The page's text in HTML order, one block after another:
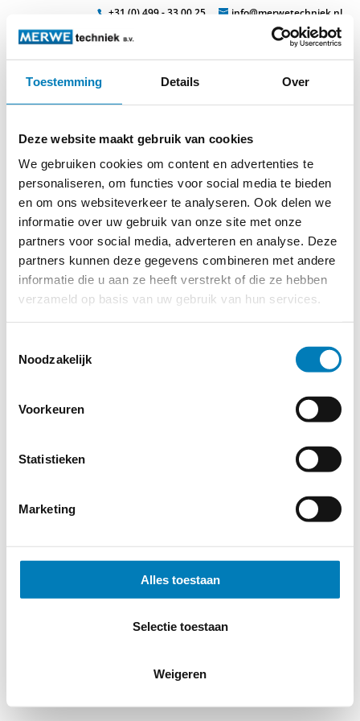
Toestemming Details Over
Deze website maakt gebruik van cookies
We gebruiken cookies om content en advertenties te
personaliseren, om functies voor social media te bieden
en om ons websiteverkeer te analyseren. Ook delen we
informatie over uw gebruik van onze site met onze
partners voor social media, adverteren en analyse. Deze
partners kunnen deze gegevens combineren met andere
informatie die u aan ze heeft verstrekt of die ze hebben
verzameld op basis van uw gebruik van hun services.
Noodzakelijk
Voorkeuren
Statistieken
Marketing
Alles toestaan
Selectie toestaan
Weigeren
+31 (0) 499 - 33 00 25 info@merwetechniek.nl
Veelzijdig in elektrotechnische producten
klasse00
© 2026 MERWEtechniek B.V.- Disclaimer -Privacy Policy
Cookieverklaring-Verdere contact gegevens